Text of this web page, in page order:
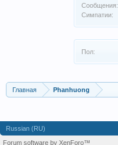
Сообщения:
Симпатии:
Пол:
Главная Phanhuong
Russian (RU)
Forum software by XenForo™